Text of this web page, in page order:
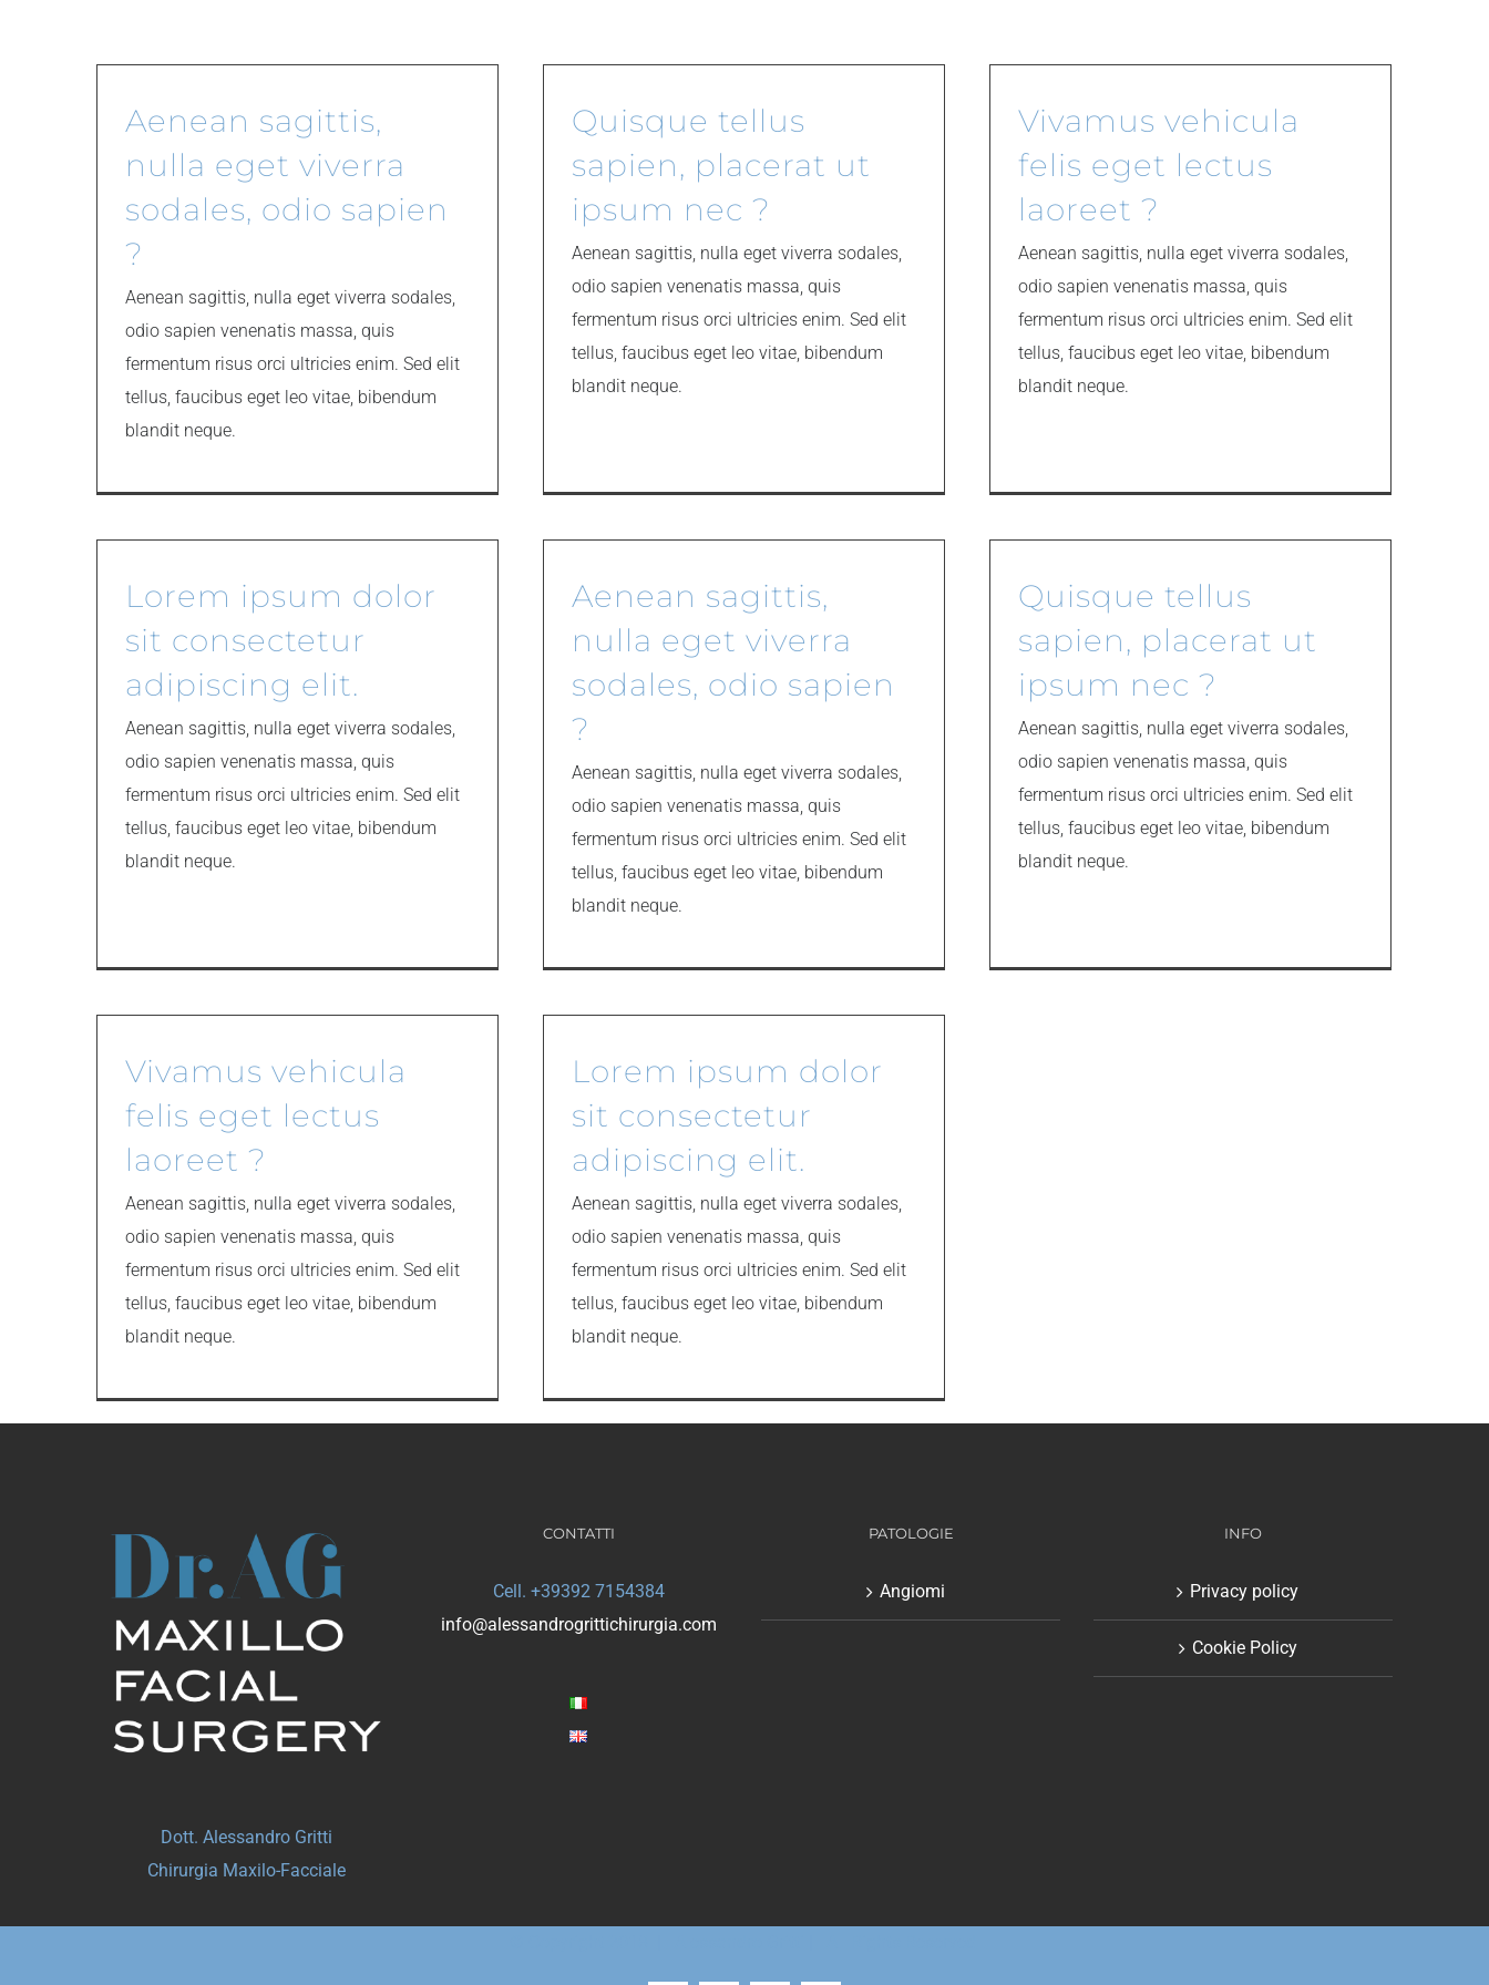
Aenean sagittis,
nulla eget viverra
sodales, odio sapien
?
Aenean sagittis, nulla eget viverra sodales,
odio sapien venenatis massa, quis
fermentum risus orci ultricies enim. Sed elit
tellus, faucibus eget leo vitae, bibendum
blandit neque.
Quisque tellus
sapien, placerat ut
ipsum nec ?
Aenean sagittis, nulla eget viverra sodales,
odio sapien venenatis massa, quis
fermentum risus orci ultricies enim. Sed elit
tellus, faucibus eget leo vitae, bibendum
blandit neque.
Vivamus vehicula
felis eget lectus
laoreet ?
Aenean sagittis, nulla eget viverra sodales,
odio sapien venenatis massa, quis
fermentum risus orci ultricies enim. Sed elit
tellus, faucibus eget leo vitae, bibendum
blandit neque.
Lorem ipsum dolor
sit consectetur
adipiscing elit.
Aenean sagittis, nulla eget viverra sodales,
odio sapien venenatis massa, quis
fermentum risus orci ultricies enim. Sed elit
tellus, faucibus eget leo vitae, bibendum
blandit neque.
Aenean sagittis,
nulla eget viverra
sodales, odio sapien
?
Aenean sagittis, nulla eget viverra sodales,
odio sapien venenatis massa, quis
fermentum risus orci ultricies enim. Sed elit
tellus, faucibus eget leo vitae, bibendum
blandit neque.
Quisque tellus
sapien, placerat ut
ipsum nec ?
Aenean sagittis, nulla eget viverra sodales,
odio sapien venenatis massa, quis
fermentum risus orci ultricies enim. Sed elit
tellus, faucibus eget leo vitae, bibendum
blandit neque.
Vivamus vehicula
felis eget lectus
laoreet ?
Aenean sagittis, nulla eget viverra sodales,
odio sapien venenatis massa, quis
fermentum risus orci ultricies enim. Sed elit
tellus, faucibus eget leo vitae, bibendum
blandit neque.
Lorem ipsum dolor
sit consectetur
adipiscing elit.
Aenean sagittis, nulla eget viverra sodales,
odio sapien venenatis massa, quis
fermentum risus orci ultricies enim. Sed elit
tellus, faucibus eget leo vitae, bibendum
blandit neque.
Dott. Alessandro Gritti
Chirurgia Maxilo-Facciale
CONTATTI
Cell. +39392 7154384
info@alessandrogrittichirurgia.com
PATOLOGIE
Angiomi
INFO
Privacy policy
Cookie Policy